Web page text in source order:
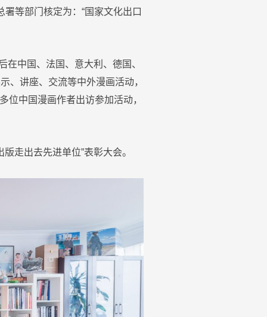
等部门核定为：“国家文化出口
在中国、法国、意大利、德国、
、讲座、交流等中外漫画活动，
位中国漫画作者出访参加活动，
走出去先进单位”表彰大会。